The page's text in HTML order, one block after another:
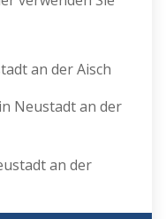
an der Aisch
in Neustadt an der
an der